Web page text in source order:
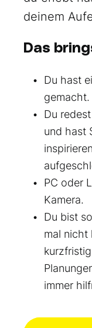
deinem
Das
Du hast
gemacht.
Du
und hast
PC oder
Kamera.
Du bist
mal nicht
immer